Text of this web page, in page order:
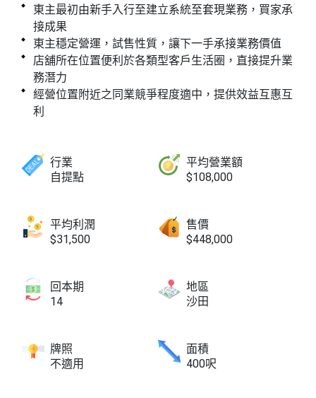
東主最初由新手入行至建立系統至套現業務，買家承
接成果
東主穩定營運，試售性質，讓下一手承接業務價值
店舖所在位置便利於各類型客戶生活圈，直接提升業
務潛力
經營位置附近之同業競爭程度適中，提供效益互惠互
利
行業
自提點
平均營業額
$108,000
平均利潤
$31,500
售價
$448,000
回本期
14
地區
沙田
牌照
不適用
面積
400呎